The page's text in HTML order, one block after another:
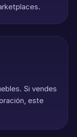
Si vendes
este